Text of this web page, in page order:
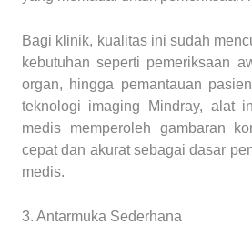
Bagi klinik, kualitas ini sudah
kebutuhan seperti pemeriksaan
organ, hingga pemantauan
teknologi imaging Mindray, alat
medis memperoleh gambaran
cepat dan akurat sebagai dasar
medis.
3. Antarmuka Sederhana